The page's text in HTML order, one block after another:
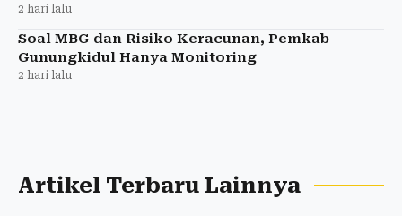
2 hari lalu
Soal MBG dan Risiko Keracunan, Pemkab
Gunungkidul Hanya Monitoring
2 hari lalu
Artikel Terbaru Lainnya